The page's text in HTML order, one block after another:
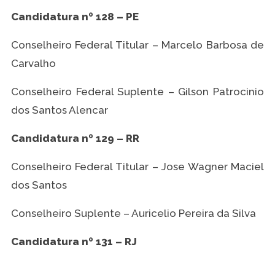
Candidatura nº 128 – PE
Conselheiro Federal Titular – Marcelo Barbosa de
Carvalho
Conselheiro Federal Suplente – Gilson Patrocinio
dos Santos Alencar
Candidatura nº 129 – RR
Conselheiro Federal Titular – Jose Wagner Maciel
dos Santos
Conselheiro Suplente – Auricelio Pereira da Silva
Candidatura nº 131 – RJ